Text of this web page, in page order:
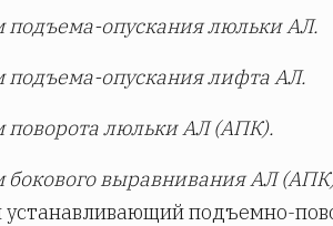
опускания люльки АЛ.
опускания лифта АЛ.
поворота люльки АЛ (АПК).
выравнивания АЛ
устанавливающий подъемно-